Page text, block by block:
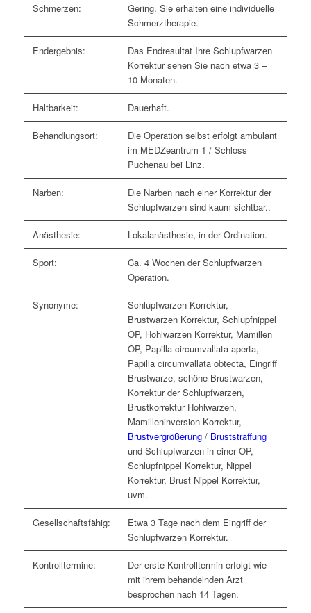
Schmerzen:
Gering. Sie erhalten eine individuelle
Schmerztherapie.
Endergebnis:
Das Endresultat Ihre Schlupfwarzen
Korrektur sehen Sie nach etwa 3 –
10 Monaten.
Haltbarkeit: Dauerhaft.
Behandlungsort:
Die Operation selbst erfolgt ambulant
im MEDZeantrum 1 / Schloss
Puchenau bei Linz.
Narben:
Die Narben nach einer Korrektur der
Schlupfwarzen sind kaum sichtbar..
Anästhesie: Lokalanästhesie, in der Ordination.
Sport:
Ca. 4 Wochen der Schlupfwarzen
Operation.
Synonyme:
Schlupfwarzen Korrektur,
Brustwarzen Korrektur, Schlupfnippel
OP, Hohlwarzen Korrektur, Mamillen
OP, Papilla circumvallata aperta,
Papilla circumvallata obtecta, Eingriff
Brustwarze, schöne Brustwarzen,
Korrektur der Schlupfwarzen,
Brustkorrektur Hohlwarzen,
Mamilleninversion Korrektur,
Brustvergrößerung/ Bruststraffung
und Schlupfwarzen in einer OP,
Schlupfnippel Korrektur, Nippel
Korrektur, Brust Nippel Korrektur,
uvm.
Gesellschaftsfähig:
Etwa 3 Tage nach dem Eingriff der
Schlupfwarzen Korrektur.
Kontrolltermine:
Der erste Kontrolltermin erfolgt wie
mit ihrem behandelnden Arzt
besprochen nach 14 Tagen.